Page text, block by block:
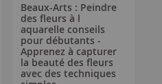
Beaux-Arts : Peindre
des fleurs à l
aquarelle conseils
pour débutants -
Apprenez à capturer
la beauté des fleurs
avec des techniques